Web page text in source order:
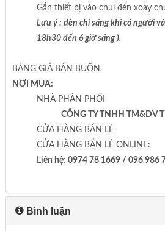
Gắn thiết bị vào chui đèn xoáy
Lưu ý : đèn chỉ sáng khi có người
18h30 đến 6 giờ sáng ).
BẢNG GIÁ BÁN BUÔN
NƠI MUA:
NHÀ PHÂN PHỐI
CÔNG TY TNHH TM&DV
CỬA HÀNG BÁN LẺ
CỬA HÀNG BÁN LẺ ONLINE:
Liên hệ: 0974 78 1669 / 096 986
Bình luận